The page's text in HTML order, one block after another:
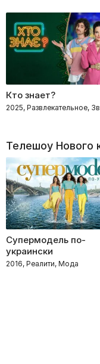
Кто знает?
2025, Развлекательное,
Телешоу Нового
Супермодель по-
украински
2016, Реалити, Мода